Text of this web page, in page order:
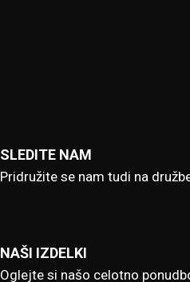
SLEDITE NAM
Pridružite se nam tudi na
NAŠI IZDELKI
Oglejte si našo celotno